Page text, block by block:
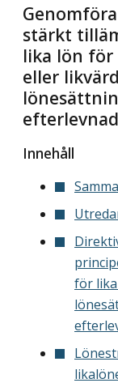
stärkt
lika lön
eller
Innehåll
för